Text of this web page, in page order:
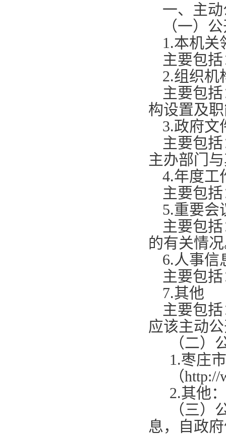
一、主
（一）
1.本机关
主要包
2.组织机
主要包
构设置及
3.政府文
主要包
主办部门
4.年度工
主要包
5.重要会
主要包
的有关情
6. 人事信
主要包
7.其他
主要包
应该主动
（二）
1.枣庄
（http://
2.其他
（三）
息，自政